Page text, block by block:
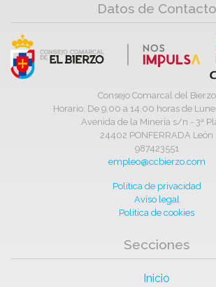
Datos de Contacto
Consejo Comarcal del Bierzo
Horario: De 9,00 a 14,00 horas de
Avenida de la Minería s/n - 3ª
24402 PONFERRADA León
987423551
empleo@ccbierzo.com
Política de privacidad
Aviso legal
Política de cookies
Secciones
Inicio